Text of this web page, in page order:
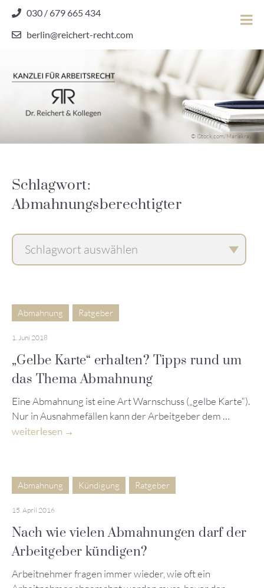
content
030 / 679 665 434
berlin@reichert-recht.com
Dr.
Reichert
© iStock.com/Mariakray
Schlagwort:
Abmahnungsberechtigter
Abmahnung Ratgeber
1. Juni 2018
„Gelbe Karte“ erhalten? Tipps rund um
das Thema Abmahnung
Eine Abmahnung ist eine Art Warnschuss („gelbe Karte“).
Nur in Ausnahmefällen kann der Arbeitgeber dem …
weiterlesen
Abmahnung Kündigung Ratgeber
15. April 2016
Nach wie vielen Abmahnungen darf der
Arbeitgeber kündigen?
Arbeitnehmer fragen immer wieder, wie oft ein